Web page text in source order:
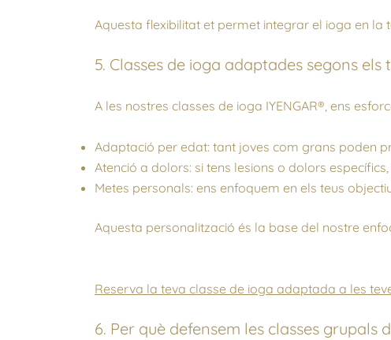
Aquesta flexibilitat et permet integrar el ioga en
5. Classes de ioga adaptades segons els
A les nostres classes de ioga IYENGAR®, ens
Adaptació per edat: tant joves com grans poden
Atenció a dolors: si tens lesions o dolors
Metes personals: ens enfoquem en els teus
Aquesta personalització és la base del nostre
Reserva la teva classe de ioga adaptada a les
6. Per què defensem les classes grupals